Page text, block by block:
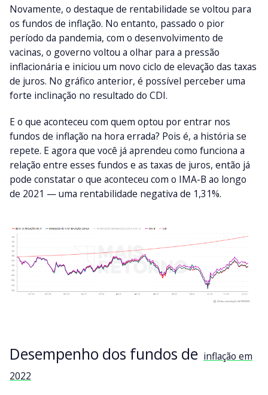
Novamente, o destaque de rentabilidade se voltou para
os fundos de inflação. No entanto, passado o pior
período da pandemia, com o desenvolvimento de
vacinas, o governo voltou a olhar para a pressão
inflacionária e iniciou um novo ciclo de elevação das taxas
de juros. No gráfico anterior, é possível perceber uma
forte inclinação no resultado do CDI.
E o que aconteceu com quem optou por entrar nos
fundos de inflação na hora errada? Pois é, a história se
repete. E agora que você já aprendeu como funciona a
relação entre esses fundos e as taxas de juros, então já
pode constatar o que aconteceu com o IMA-B ao longo
de 2021 — uma rentabilidade negativa de 1,31%.
Desempenho dos fundos de inflação em
2022